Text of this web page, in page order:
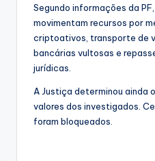
Segundo informações da
movimentam recursos por
criptoativos, transporte de
bancárias vultosas e
jurídicas.
A Justiça determinou ainda
valores dos investigados.
foram bloqueados.